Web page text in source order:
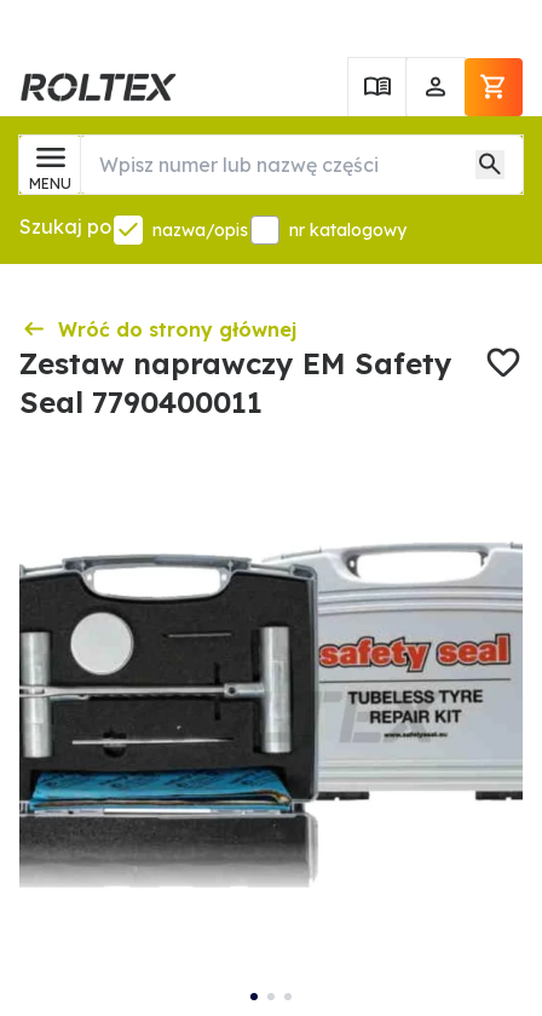
MENU
Szukaj po nazwa/opis nr katalogowy
Wróć do strony głównej
Zestaw naprawczy EM Safety
Seal 7790400011